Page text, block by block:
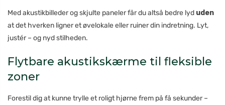
Med akustikbilleder og skjulte paneler får du altså bedre lyd uden
at det hverken ligner et øvelokale eller ruiner din indretning. Lyt,
justér – og nyd stilheden.
Flytbare akustikskærme til fleksible
zoner
Forestil dig at kunne trylle et roligt hjørne frem på få sekunder –